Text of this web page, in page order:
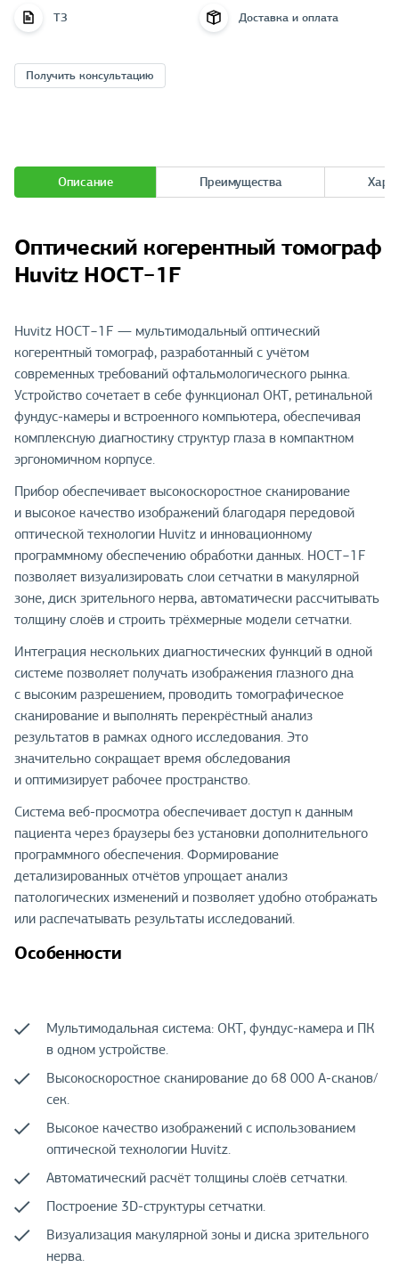
ТЗ Доставка и оплата
Получить консультацию
Описание Преимущества
Оптический когерентный томограф
Huvitz HOCT−1F
Huvitz HOCT−1F — мультимодальный оптический
когерентный томограф, разработанный с учётом
современных требований офтальмологического рынка.
Устройство сочетает в себе функционал ОКТ, ретинальной
фундус-камеры и встроенного компьютера, обеспечивая
комплексную диагностику структур глаза в компактном
эргономичном корпусе.
Прибор обеспечивает высокоскоростное сканирование
и высокое качество изображений благодаря передовой
оптической технологии Huvitz и инновационному
программному обеспечению обработки данных. HOCT−1F
позволяет визуализировать слои сетчатки в макулярной
зоне, диск зрительного нерва, автоматически рассчитывать
толщину слоёв и строить трёхмерные модели сетчатки.
Интеграция нескольких диагностических функций в одной
системе позволяет получать изображения глазного дна
с высоким разрешением, проводить томографическое
сканирование и выполнять перекрёстный анализ
результатов в рамках одного исследования. Это
значительно сокращает время обследования
и оптимизирует рабочее пространство.
Система веб-просмотра обеспечивает доступ к данным
пациента через браузеры без установки дополнительного
программного обеспечения. Формирование
детализированных отчётов упрощает анализ
патологических изменений и позволяет удобно отображать
или распечатывать результаты исследований.
Особенности
Мультимодальная система: ОКТ, фундус-камера и ПК
в одном устройстве.
Высокоскоростное сканирование до 68 000 A-сканов/
сек.
Высокое качество изображений с использованием
оптической технологии Huvitz.
Автоматический расчёт толщины слоёв сетчатки.
Построение 3D-структуры сетчатки.
Визуализация макулярной зоны и диска зрительного
нерва.